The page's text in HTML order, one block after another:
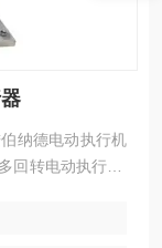
纳德电动执行机
回转电动执行器,